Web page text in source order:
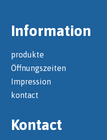
Information
produkte
Öffnungszeiten
Impression
kontact
Kontact